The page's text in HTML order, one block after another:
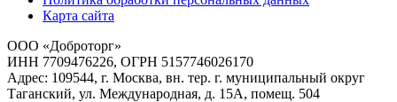
Карта сайта
ООО «Доброторг»
ИНН 7709476226, ОГРН 5157746026170
Адрес: 109544, г. Москва, вн. тер. г. муниципальный округ
Таганский, ул. Международная, д. 15А, помещ. 504